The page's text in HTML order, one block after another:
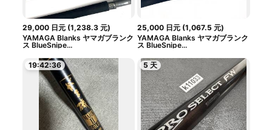
29,000 日元(1,238.3 元)
YAMAGA Blanks ヤマガブランク
ス BlueSnipe...
25,000 日元 (1,067.5 元)
YAMAGA Blanks ヤマガブランク
ス BlueSnipe...
19:42:36 5 天